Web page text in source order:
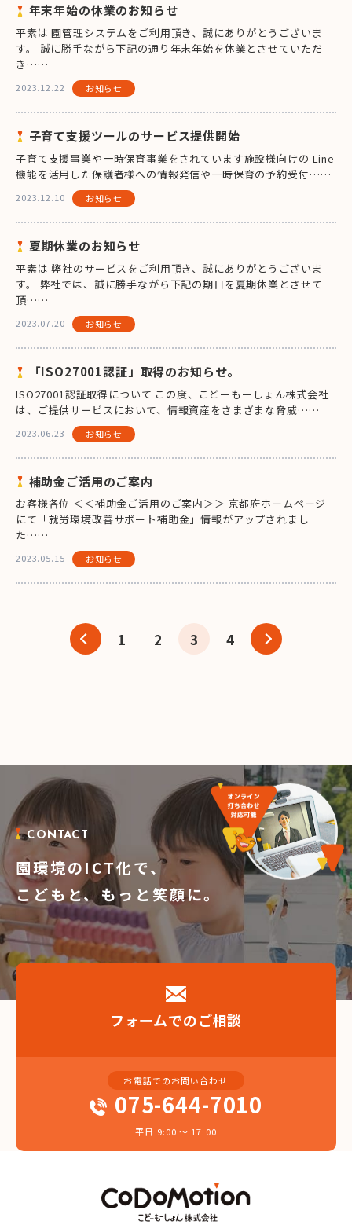
年末年始の休業のお知らせ
平素は 園管理システムをご利用頂き、誠にありがとうございま
す。 誠に勝手ながら下記の通り年末年始を休業とさせていただ
き……
2023.12.22 お知らせ
子育て支援ツールのサービス提供開始
子育て支援事業や一時保育事業をされています施設様向けの Line
機能を活用した保護者様への情報発信や一時保育の予約受付……
2023.12.10 お知らせ
夏期休業のお知らせ
平素は 弊社のサービスをご利用頂き、誠にありがとうございま
す。 弊社では、誠に勝手ながら下記の期日を夏期休業とさせて
頂……
2023.07.20 お知らせ
「ISO27001認証」取得のお知らせ。
ISO27001認証取得について この度、こどーもーしょん株式会社
は、ご提供サービスにおいて、情報資産をさまざまな脅威……
2023.06.23 お知らせ
補助金ご活用のご案内
お客様各位 ＜＜補助金ご活用のご案内＞＞ 京都府ホームページ
にて「就労環境改善サポート補助金」情報がアップされまし
た……
2023.05.15 お知らせ
1 2 3 4
CONTACT
園環境のICT化で、
こどもと、もっと笑顔に。
フォームでのご相談
お電話でのお問い合わせ
075-644-7010
平日 9:00 〜 17:00